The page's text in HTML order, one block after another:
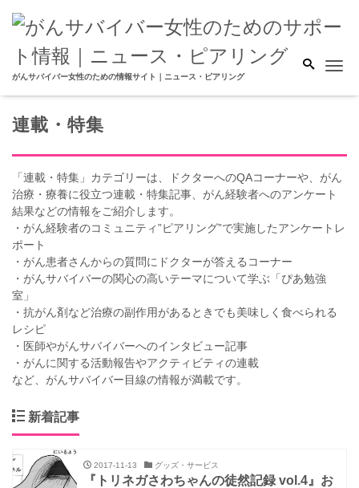
がんサバイバー女性のための情報サイト｜ニュース・ピアリング
連載・特集
「連載・特集」カテゴリーは、ドクターへのQAコーナーや、がん
治療・療養に役立つ連載・特集記事、がん経験者へのアンケート
結果などの情報をご紹介します。
・がん経験者のコミュニティ”ピアリング”で実施したアンケートレ
ポート
・がん患者さんからの質問にドクターが答えるコーナー
・がんサバイバーの関心の高いテーマについて学ぶ「ぴあ勉強
室」
・抗がん剤など治療の副作用があるときでも美味しく食べられる
レシピ
・医師やがんサバイバーへのインタビュー記事
・がんに関する活動報告やアクティビティの連載
など、がんサバイバー目線の情報が満載です。
新着記事
2017-11-13 グッズ・サービス
『トリネガさわちゃんの徒然記録 vol.4』お